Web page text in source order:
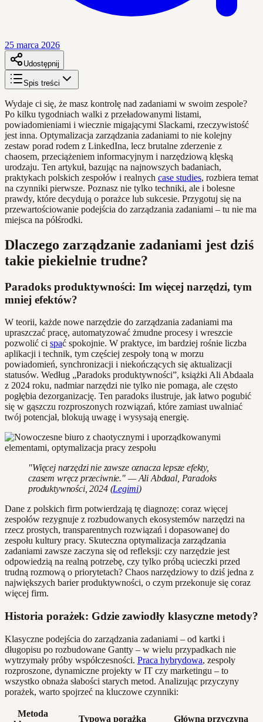
25 marca 2026
Udostępnij
Spis treści
Wydaje ci się, że masz kontrolę nad zadaniami w swoim zespole?
Po kilku tygodniach walki z przeładowanymi listami,
powiadomieniami i wiecznie migającymi Slackami, rzeczywistość
jest inna. Optymalizacja zarządzania zadaniami to nie kolejny
zestaw porad rodem z LinkedIna, lecz brutalne zderzenie z
chaosem, przeciążeniem informacyjnym i narzędziową klęską
urodzaju. Ten artykuł, bazując na najnowszych badaniach,
praktykach polskich zespołów i realnych case studies, rozbiera temat
na czynniki pierwsze. Poznasz nie tylko techniki, ale i bolesne
prawdy, które decydują o porażce lub sukcesie. Przygotuj się na
przewartościowanie podejścia do zarządzania zadaniami – tu nie ma
miejsca na półśrodki.
Dlaczego zarządzanie zadaniami jest dziś
takie piekielnie trudne?
Paradoks produktywności: Im więcej narzędzi, tym
mniej efektów?
W teorii, każde nowe narzędzie do zarządzania zadaniami ma
upraszczać pracę, automatyzować żmudne procesy i wreszcie
pozwolić ci spać spokojnie. W praktyce, im bardziej rośnie liczba
aplikacji i technik, tym częściej zespoły toną w morzu
powiadomień, synchronizacji i niekończących się aktualizacji
statusów. Według „Paradoks produktywności”, książki Ali Abdaala
z 2024 roku, nadmiar narzędzi nie tylko nie pomaga, ale często
pogłębia dezorganizację. Ten paradoks ilustruje, jak łatwo pogubić
się w gąszczu rozproszonych rozwiązań, które zamiast uwalniać
twój potencjał, blokują uwagę i wysysają energię.
"Więcej narzędzi nie zawsze oznacza lepsze efekty,
czasem wręcz przeciwnie." — Ali Abdaal, Paradoks
produktywności, 2024 (Legimi)
Dane z polskich firm potwierdzają tę diagnozę: coraz więcej
zespołów rezygnuje z rozbudowanych ekosystemów narzędzi na
rzecz prostych, transparentnych rozwiązań i dopasowanej do
zespołu kultury pracy. Skuteczna optymalizacja zarządzania
zadaniami zawsze zaczyna się od refleksji: czy narzędzie jest
odpowiedzią na realną potrzebę, czy tylko próbą ucieczki przed
trudną rozmową o priorytetach? Chaos narzędziowy to dziś jedna z
największych barier produktywności, o czym przekonuje się coraz
więcej firm.
Historia porażek: Gdzie zawiodły klasyczne metody?
Klasyczne podejścia do zarządzania zadaniami – od kartki i
długopisu po rozbudowane Gantty – w wielu przypadkach nie
wytrzymały próby współczesności. Praca hybrydowa, zespoły
rozproszone, dynamiczne projekty w IT czy marketingu – to
wszystko obnaża słabości starych metod. Analizując przyczyny
porażek, warto spojrzeć na kluczowe czynniki:
Metoda
Typowa porażka Główna przyczyna